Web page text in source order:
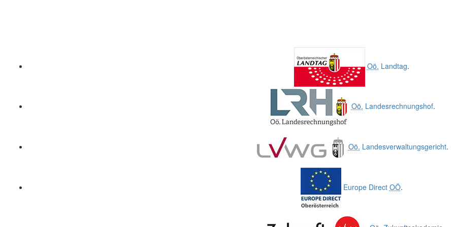
Oö. Landtag.
Oö. Landesrechnungshof.
Oö. Landesverwaltungsgericht.
Europe Direct OÖ.